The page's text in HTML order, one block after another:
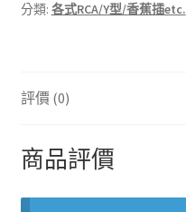
(鎖
可
複
使
分類: 各式RCA/Y型/香蕉插etc.
評價 (0)
商品評價